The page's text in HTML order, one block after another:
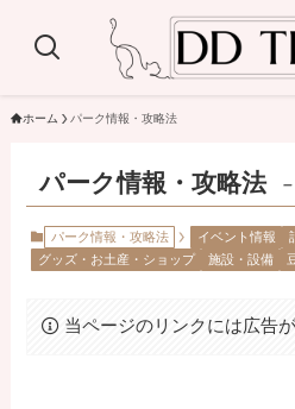
ホーム パーク情報・攻略法
パーク情報・攻略法
パーク情報・攻略法 イベント情報
グッズ・お土産・ショップ
施設・設備
当ページのリンクには広告